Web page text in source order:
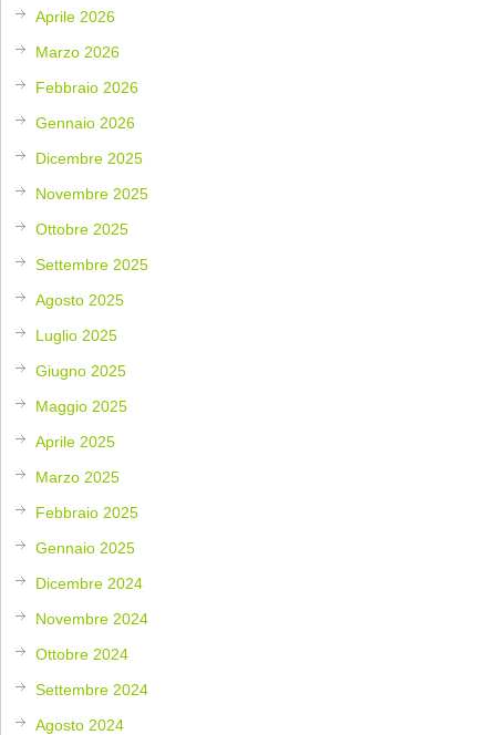
Aprile 2026
Marzo 2026
Febbraio 2026
Gennaio 2026
Dicembre 2025
Novembre 2025
Ottobre 2025
Settembre 2025
Agosto 2025
Luglio 2025
Giugno 2025
Maggio 2025
Aprile 2025
Marzo 2025
Febbraio 2025
Gennaio 2025
Dicembre 2024
Novembre 2024
Ottobre 2024
Settembre 2024
Agosto 2024